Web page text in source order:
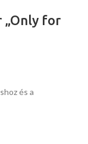
„Only for
és a